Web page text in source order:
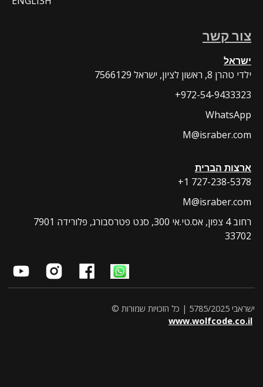
צור קשר
ישראל
7566129 ילדי טהרן 8, ראשון לציון, ישראל
+972-54-9433323
WhatsApp
M@israber.com
ארצות הברית
+1 727-238-5378
M@israber.com
7901 רחוב 4 צפון, אס.טי.אי 300, סנט פטרסבורג, פלורידה
33702
ישראבי 5785/2025 | כל הזכויות שמורות ©
www.wolfcode.co.il